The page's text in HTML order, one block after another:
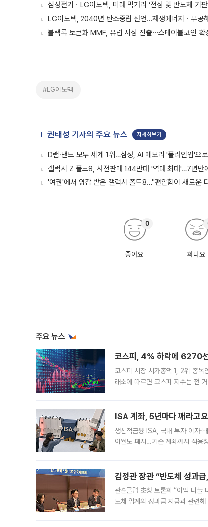
삼성전기ㆍLG이노텍, 미래 먹거리 ‘전장 및 반도체 기판
LG이노텍, 2040년 탄소중립 선언…재생에너지ㆍ무공
블랙록 토큰화 MMF, 유럽 시장 진출∙∙∙스테이블코인 확
#LG이노텍
권태성 기자의 주요 뉴스 자세히보기
D램·낸드 모두 세계 1위…삼성, AI 메모리 '풀라인업'으
갤럭시 Z 폴드8, 사전판매 144만대 '역대 최대'…7년만
'여권'에서 영감 받은 갤럭시 폴드8…"편안함이 새로운
좋아요
0
화나요
주요 뉴스
코스피, 4% 하락에 6270
코스피 시장 시가총액 1, 2위 종목
래소에 따르면 코스피 지수는 전
ISA 계좌, 5년마다 깨라고
생산적금융 ISA, 국내 투자 이자·
이월도 폐지…기존 계좌까지 적용
김정관 장관 “반도체 성과
관훈클럽 초청 토론회 “이익 나눌
도체 업계의 성과급 지급과 관련